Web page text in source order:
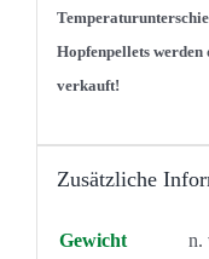
Hopfenpellets werden
verkauft!
Zusätzliche
Gewicht n.